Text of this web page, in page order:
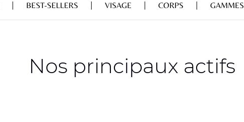
BEST-SELLERS VISAGE CORPS GAMMES
Nos principaux actifs